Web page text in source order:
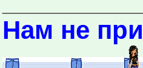
Нам не